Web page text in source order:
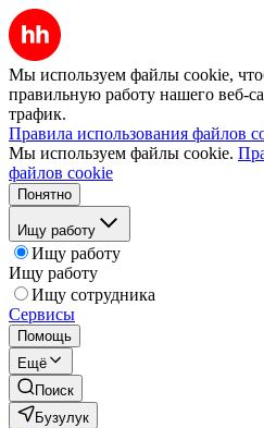
Мы используем файлы cookie,
правильную работу нашего веб-
трафик.
Правила использования файлов
Мы используем файлы cookie.
файлов cookie
Понятно
Ищу работу
Ищу работу
Ищу работу
Ищу сотрудника
Сервисы
Помощь
Ещё
Поиск
Бузулук